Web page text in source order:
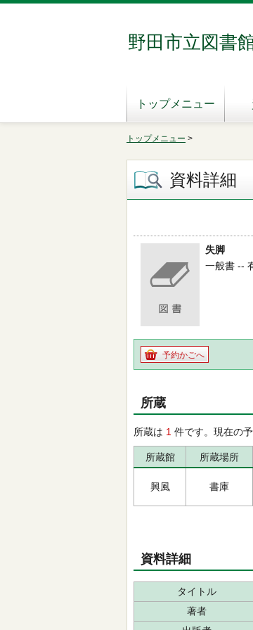
野田市立図書
トップメニュー
トップメニュー >
資料詳細
失脚
一般書 --
予約かごへ
所蔵
所蔵は 1 件です。現在の
所蔵館 所蔵場所
興風 書庫
資料詳細
タイトル
著者